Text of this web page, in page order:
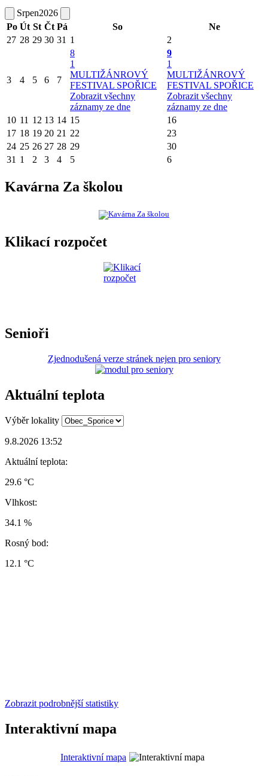
Srpen2026
Po Út St Čt Pá So
Ne
27 28 29 30 31 1 2
3 4 5 6 7
8
1
MULTIŽÁNROVÝ
FESTIVAL SPOŘICE
Zobrazit všechny
záznamy ze dne
9
1
MULTIŽÁNROVÝ
FESTIVAL SPOŘICE
Zobrazit všechny
záznamy ze dne
10 11 12 13 14 15
16
17 18 19 20 21 22
23
24 25 26 27 28 29
30
31 1 2 3 4 5 6
Kavárna Za školou
Klikací rozpočet
Senioři
Zjednodušená verze stránek nejen pro seniory
Aktuální teplota
Výběr lokality
9.8.2026 13:52
Aktuální teplota:
29.6 °C
Vlhkost:
34.1 %
Rosný bod:
12.1 °C
Zobrazit podrobnější statistiky
Interaktivní mapa
Interaktivní mapa